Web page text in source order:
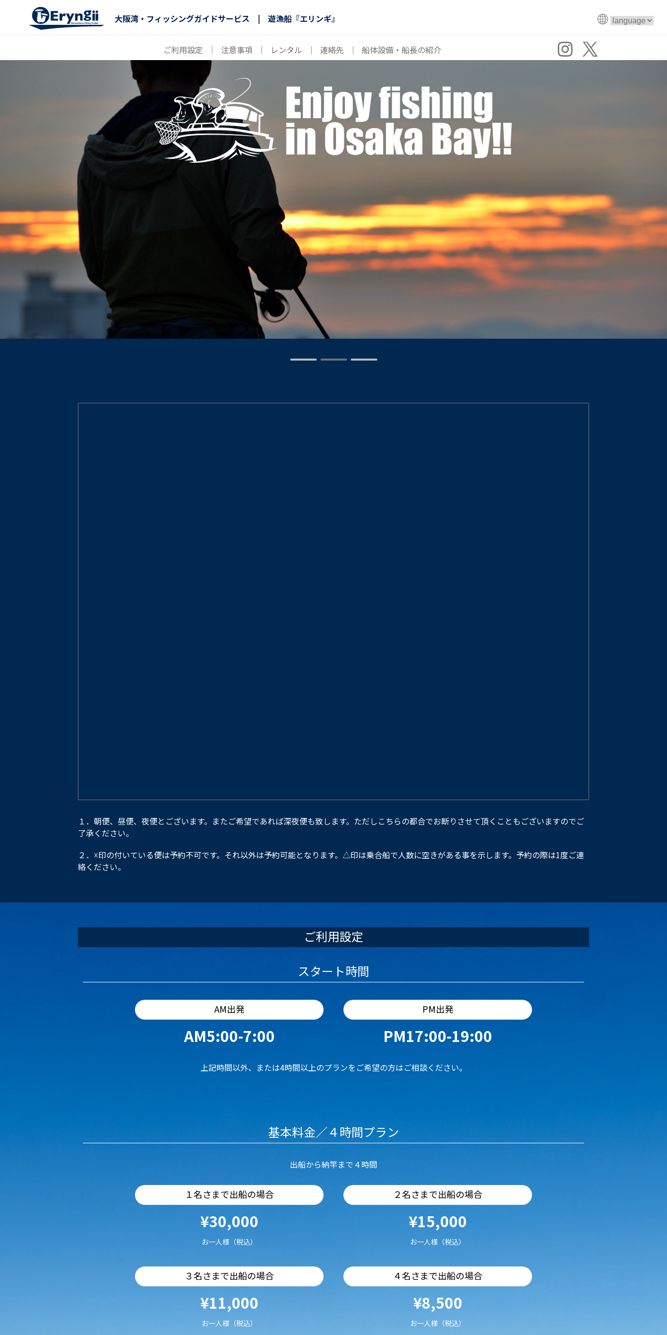
大阪湾・フィッシングガイドサービス | 遊漁船『エリンギ』
ご利用設定 ｜ 注意事項 ｜ レンタル ｜ 連絡先 ｜ 船体設備・船長の紹介
１．朝便、昼便、夜便とございます。またご希望であれば深夜便も致します。ただしこちらの都合でお断りさせて頂くこともございますのでご
了承ください。
２．☓印の付いている便は予約不可です。それ以外は予約可能となります。△印は乗合船で人数に空きがある事を示します。予約の際は1度ご連
絡ください。
ご利用設定
スタート時間
AM出発
AM5:00-7:00
PM出発
PM17:00-19:00
上記時間以外、または4時間以上のプランをご希望の方はご相談ください。
基本料金／４時間プラン
出船から納竿まで４時間
１名さまで出船の場合
¥30,000
お一人様（税込）
２名さまで出船の場合
¥15,000
お一人様（税込）
３名さまで出船の場合
¥11,000
お一人様（税込）
４名さまで出船の場合
¥8,500
お一人様（税込）